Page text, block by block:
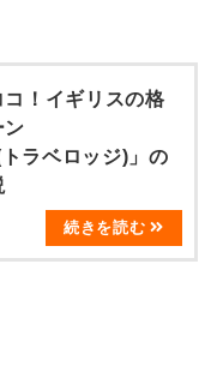
！イギリスの格
ン
ラベロッジ)」の